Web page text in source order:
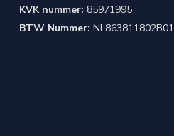
KVK nummer: 85971995
BTW Nummer: NL863811802B01